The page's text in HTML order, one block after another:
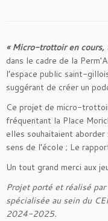
« Micro-trottoir en cours,
dans le cadre de la
l’espace public saint-
suggérant de créer un
Ce projet de micro-
fréquentant la Place
elles souhaitaient
sens de l’école ; Le
Un tout grand merci aux
Projet porté et réalisé
spécialisée au sein du
2024-2025.